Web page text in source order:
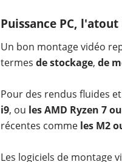
Puissance PC,
Un bon montage vidéo
termes de stockage, de
Pour des rendus fluides
i9, ou les AMD Ryzen 7
récentes comme les M2
Les logiciels de montage